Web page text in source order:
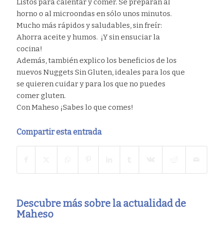
Listos para calentar y comer. Se preparan al
horno o al microondas en sólo unos minutos.
Mucho más rápidos y saludables, sin freír:
Ahorra aceite y humos. ¡Y sin ensuciar la
cocina!
Además, también explico los beneficios de los
nuevos Nuggets Sin Gluten, ideales para los que
se quieren cuidar y para los que no puedes
comer gluten.
Con Maheso ¡Sabes lo que comes!
Compartir esta entrada
Descubre más sobre la actualidad de
Maheso